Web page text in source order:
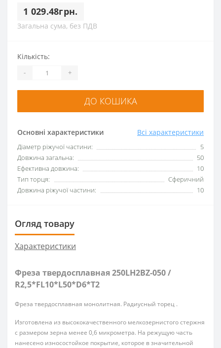
1 029.48грн.
Загальна сума, без ПДВ
Основні характеристики Всі характеристики
Діаметр ріжучої частини:
5
Довжина загальна:
50
Ефективна довжина:
10
Тип торця:
Сферичний
Довжина ріжучої частини:
10
Кількість:
- +
ДО КОШИКА
Огляд товару
Характеристики
Фреза твердосплавная 250LH2BZ-050 /
R2,5*FL10*L50*D6*T2
Фреза твердосплавная монолитная. Радиусный торец .
Изготовлена из высококачественного мелкозернистого стержня
с размером зерна менее 0,6 микрометра. На режущую часть
нанесено износостойкое покрытие, которое в значительной